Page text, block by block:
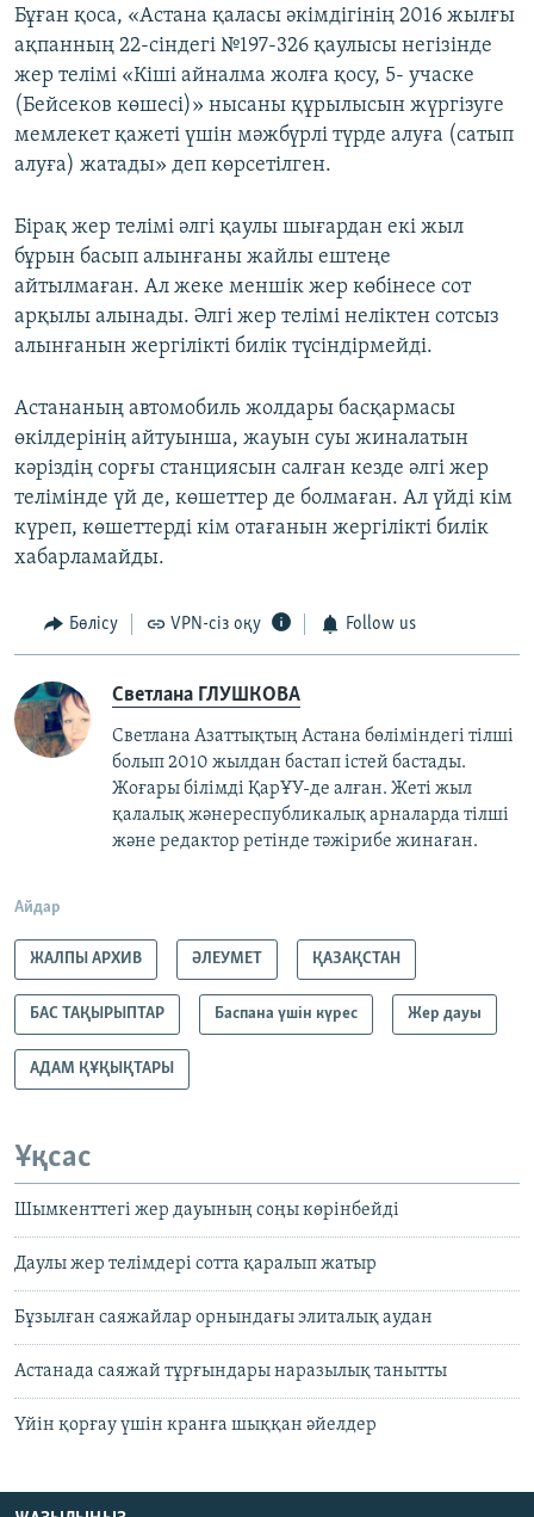
Бұған қоса, «Астана қаласы әкімдігінің 2016 жылғы
ақпанның 22-сіндегі №197-326 қаулысы негізінде
жер телімі «Кіші айналма жолға қосу, 5- учаске
(Бейсеков көшесі)» нысаны құрылысын жүргізуге
мемлекет қажеті үшін мәжбүрлі түрде алуға (сатып
алуға) жатады» деп көрсетілген.
Бірақ жер телімі әлгі қаулы шығардан екі жыл
бұрын басып алынғаны жайлы ештеңе
айтылмаған. Ал жеке меншік жер көбінесе сот
арқылы алынады. Әлгі жер телімі неліктен сотсыз
алынғанын жергілікті билік түсіндірмейді.
Астананың автомобиль жолдары басқармасы
өкілдерінің айтуынша, жауын суы жиналатын
кәріздің сорғы станциясын салған кезде әлгі жер
телімінде үй де, көшеттер де болмаған. Ал үйді кім
күреп, көшеттерді кім отағанын жергілікті билік
хабарламайды.
Бөлісу VPN-сіз оқу Follow us
Светлана ГЛУШКОВА
Светлана Азаттықтың Астана бөліміндегі тілші
болып 2010 жылдан бастап істей бастады.
Жоғары білімді ҚарҰУ-де алған. Жеті жыл
қалалық жәнереспубликалық арналарда тілші
және редактор ретінде тәжірибе жинаған.
Айдар
ЖАЛПЫ АРХИВ ӘЛЕУМЕТ ҚАЗАҚСТАН
БАС ТАҚЫРЫПТАР Баспана үшін күрес Жер дауы
АДАМ ҚҰҚЫҚТАРЫ
Ұқсас
Шымкенттегі жер дауының соңы көрінбейді
Даулы жер телімдері сотта қаралып жатыр
Бұзылған саяжайлар орнындағы элиталық аудан
Астанада саяжай тұрғындары наразылық танытты
Үйін қорғау үшін кранға шыққан әйелдер